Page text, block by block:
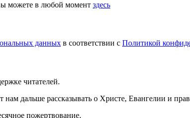
можете в любой момент здесь
данных в соответствии с Политикой
читателей.
дальше рассказывать о Христе, Евангелии и
пожертвование.